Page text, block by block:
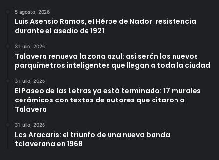
5 agosto, 2026
Luis Asensio Ramos, el Héroe de Nador: resistencia
durante el asedio de 1921
31 julio, 2026
Talavera renueva la zona azul: así serán los nuevos
parquímetros inteligentes que llegan a toda la ciudad
31 julio, 2026
El Paseo de las Letras ya está terminado: 17 murales
cerámicos con textos de autores que citaron a
Talavera
31 julio, 2026
Los Aracaris: el triunfo de una nueva banda
talaverana en 1968